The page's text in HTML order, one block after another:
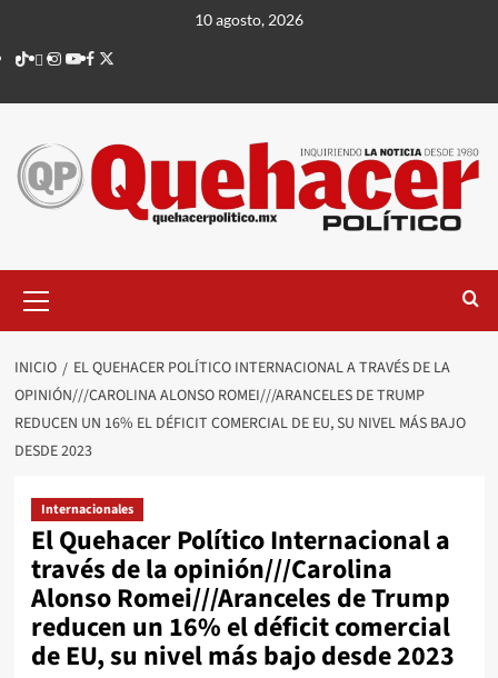
contenido
10 agosto, 2026
TikTok
threads
Instagram
Youtube
Facebook
X
principal
INICIO
EL QUEHACER POLÍTICO INTERNACIONAL A TRAVÉS DE LA
OPINIÓN///CAROLINA ALONSO ROMEI///ARANCELES DE TRUMP
REDUCEN UN 16% EL DÉFICIT COMERCIAL DE EU, SU NIVEL MÁS BAJO
DESDE 2023
Internacionales
El Quehacer Político Internacional a
través de la opinión///Carolina
Alonso Romei///Aranceles de Trump
reducen un 16% el déficit comercial
de EU, su nivel más bajo desde 2023